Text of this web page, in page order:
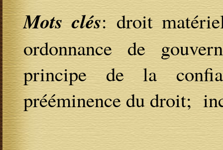
Mots clés: droit
ordonnance de
principe de la
prééminence du droit;